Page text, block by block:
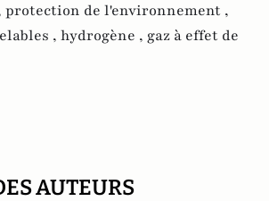
protection de l'environnement ,
, hydrogène , gaz à effet de
AUTEURS